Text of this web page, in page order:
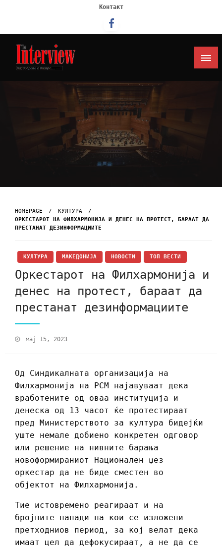
Контакт
Интервју
HOMEPAGE
КУЛТУРА
ОРКЕСТАРОТ НА ФИЛХАРМОНИЈА И ДЕНЕС НА ПРОТЕСТ, БАРААТ ДА
ПРЕСТАНАТ ДЕЗИНФОРМАЦИИТЕ
КУЛТУРА МАКЕДОНИЈА НОВОСТИ ТОП ВЕСТИ
Оркестарот на Филхармонија и
денес на протест, бараат да
престанат дезинформациите
мај 15, 2023
Од Синдикалната организација на
Филхармонија на РСМ најавуваат дека
вработените од оваа институција и
денеска од 13 часот ќе протестираат
пред Министерството за култура бидејќи
уште немале добиено конкретен одговор
или решение на нивните барања
новоформираниот Национален џез
оркестар да не биде сместен во
објектот на Филхармонија.
Тие истовремено реагираат и на
бројните напади на кои се изложени
претходниов период, за кој велат дека
имаат цел да дефокусираат, а не да се